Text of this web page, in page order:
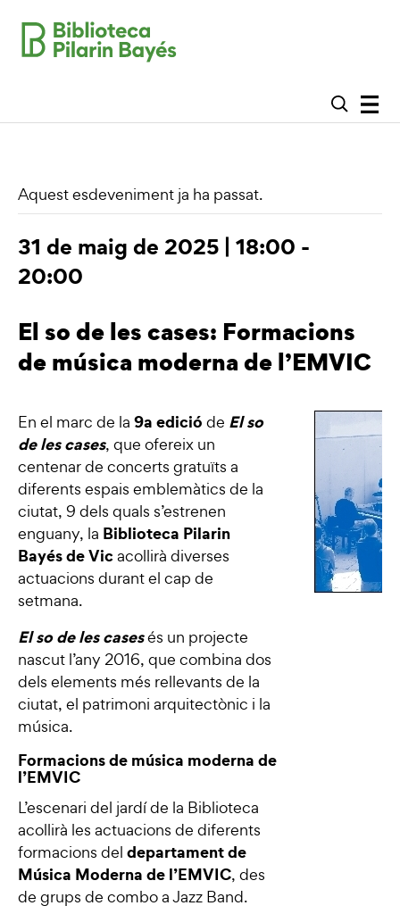
Aquest esdeveniment ja ha passat.
31 de maig de 2025 | 18:00 -
20:00
El so de les cases: Formacions
de música moderna de l’EMVIC
En el marc de la 9a edició de El so
de les cases, que ofereix un
centenar de concerts gratuïts a
diferents espais emblemàtics de la
ciutat, 9 dels quals s’estrenen
enguany, la Biblioteca Pilarin
Bayés de Vicacollirà diverses
actuacions durant el cap de
setmana.
El so de les casesés un projecte
nascut l’any 2016, que combina dos
dels elements més rellevants de la
ciutat, el patrimoni arquitectònic i la
música.
Formacions de música moderna de
l’EMVIC
L’escenari del jardí de la Biblioteca
acollirà les actuacions de diferents
formacions del departament de
Música Moderna de l’EMVIC, des
de grups de combo a Jazz Band.